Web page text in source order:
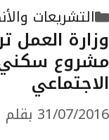
التصنيفات
التشريعات
مشروع سكني
الاجتماعي
31/07/2016 بقلم